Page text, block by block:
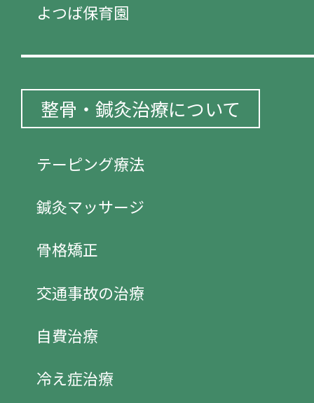
よつば保育園
整骨・鍼灸治療について
テーピング療法
鍼灸マッサージ
骨格矯正
交通事故の治療
自費治療
冷え症治療